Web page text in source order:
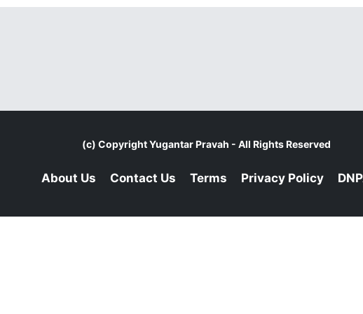
(c) CopyrightYugantar Pravah - All Rights Reserved
About Us Contact Us Terms Privacy Policy